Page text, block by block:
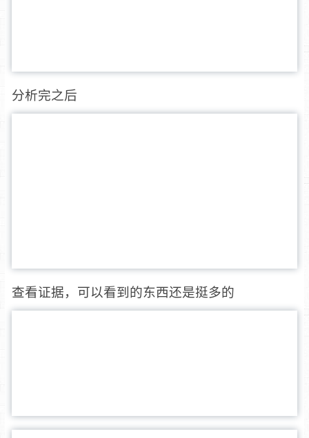
分析完之后
查看证据，可以看到的东西还是挺多的